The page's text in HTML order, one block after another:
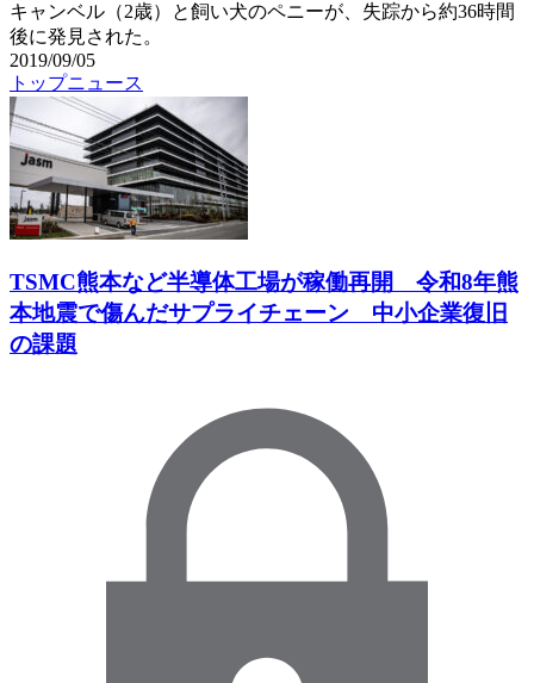
キャンベル（2歳）と飼い犬のペニーが、失踪から約36時間
後に発見された。
2019/09/05
トップニュース
TSMC熊本など半導体工場が稼働再開 令和8年熊
本地震で傷んだサプライチェーン 中小企業復旧
の課題